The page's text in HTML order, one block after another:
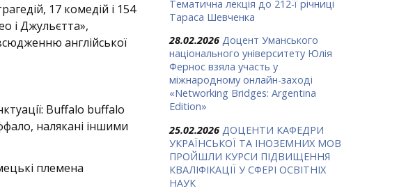
17 комедій і 154
і Джульєтта»,
англійської
Buffalo buffalo
налякані іншими
племена
Тематична лекція до 212-ї річниці
Тараса Шевченка
28.02.2026 Доцент Уманського
національного університету Юлія
Фернос взяла участь у
міжнародному онлайн-заході
«Networking Bridges: Argentina
Edition»
25.02.2026 ДОЦЕНТИ КАФЕДРИ
УКРАЇНСЬКОЇ ТА ІНОЗЕМНИХ МОВ
ПРОЙШЛИ КУРСИ ПІДВИЩЕННЯ
КВАЛІФІКАЦІЇ У СФЕРІ ОСВІТНІХ
НАУК